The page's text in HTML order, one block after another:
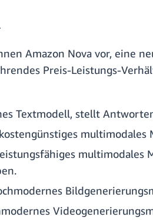
Amazon Nova vor, eine
Preis-Leistungs-
Textmodell, stellt